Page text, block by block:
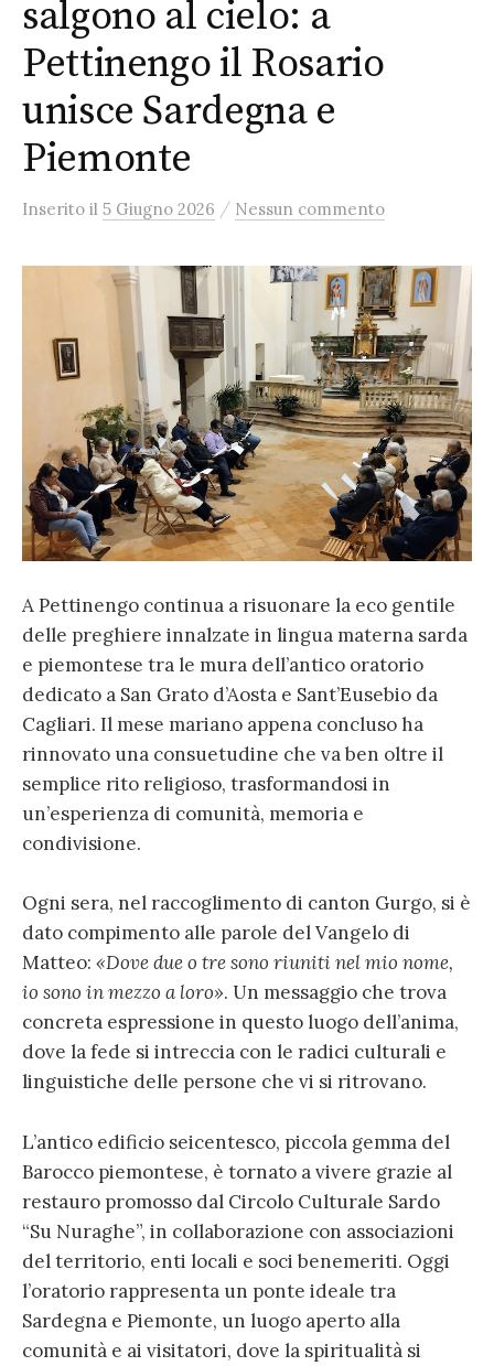
salgono al cielo: a
Pettinengo il Rosario
unisce Sardegna e
Piemonte
Inserito il 5 Giugno 2026 / Nessun commento
A Pettinengo continua a risuonare la eco gentile
delle preghiere innalzate in lingua materna sarda
e piemontese tra le mura dell’antico oratorio
dedicato a San Grato d’Aosta e Sant’Eusebio da
Cagliari. Il mese mariano appena concluso ha
rinnovato una consuetudine che va ben oltre il
semplice rito religioso, trasformandosi in
un’esperienza di comunità, memoria e
condivisione.
Ogni sera, nel raccoglimento di canton Gurgo, si è
dato compimento alle parole del Vangelo di
Matteo: «Dove due o tre sono riuniti nel mio nome,
io sono in mezzo a loro». Un messaggio che trova
concreta espressione in questo luogo dell’anima,
dove la fede si intreccia con le radici culturali e
linguistiche delle persone che vi si ritrovano.
L’antico edificio seicentesco, piccola gemma del
Barocco piemontese, è tornato a vivere grazie al
restauro promosso dal Circolo Culturale Sardo
“Su Nuraghe”, in collaborazione con associazioni
del territorio, enti locali e soci benemeriti. Oggi
l’oratorio rappresenta un ponte ideale tra
Sardegna e Piemonte, un luogo aperto alla
comunità e ai visitatori, dove la spiritualità si